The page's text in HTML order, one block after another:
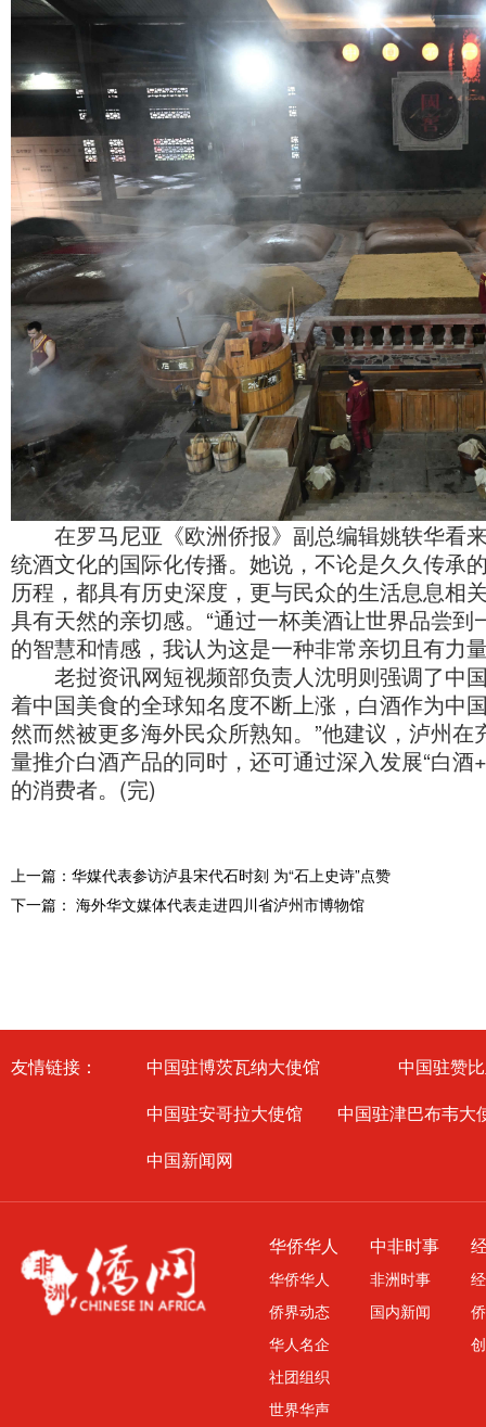
在罗马尼亚《欧洲侨报》副总编辑姚轶华看来
统酒文化的国际化传播。她说，不论是久久传承
历程，都具有历史深度，更与民众的生活息息相
具有天然的亲切感。“通过一杯美酒让世界品尝
的智慧和情感，我认为这是一种非常亲切且有力
老挝资讯网短视频部负责人沈明则强调了中
着中国美食的全球知名度不断上涨，白酒作为中
然而然被更多海外民众所熟知。”他建议，泸州
量推介白酒产品的同时，还可通过深入发展“白
的消费者。(完)
上一篇：华媒代表参访泸县宋代石时刻 为“石上史诗”点赞
下一篇： 海外华文媒体代表走进四川省泸州市博物馆
友情链接： 中国驻博茨瓦纳大使馆
中国驻赞
中国驻安哥拉大使馆
中国驻津巴布韦大
中国新闻网
华侨华人
华侨华人
侨界动态
华人名企
社团组织
世界华声
中非时事
非洲时事
国内新闻